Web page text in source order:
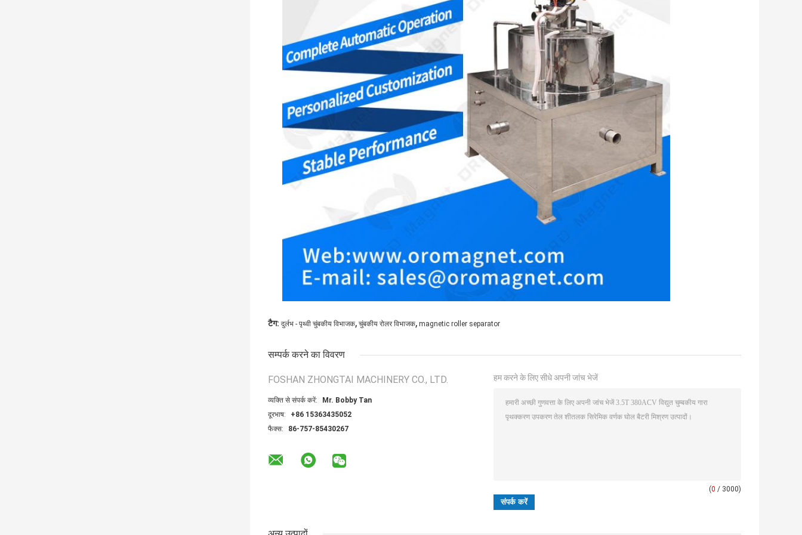
टैग: दुर्लभ - पृथ्वी चुंबकीय विभाजक, चुंबकीय रोलर विभाजक, magnetic roller separator
सम्पर्क करने का विवरण
FOSHAN ZHONGTAI MACHINERY CO., LTD.
व्यक्ति से संपर्क करें:
Mr. Bobby Tan
दूरभाष:
+86 15363435052
फैक्स:
86-757-85430267
हम करने के लिए सीधे अपनी जांच भेजें
(0 / 3000)